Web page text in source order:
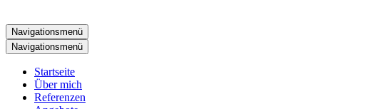
Navigationsmenü
Navigationsmenü
Startseite
Über mich
Referenzen